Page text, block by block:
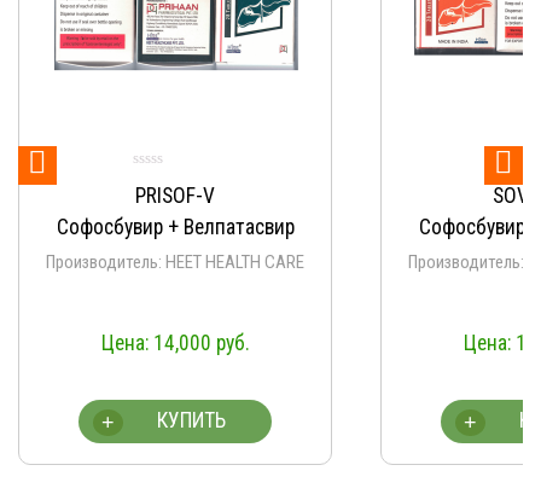
PRISOF-V
Софосбувир + Велпатасвир
Производитель: HEET HEALTH CARE
14,000руб.
КУПИТЬ
+
Софосбувир
Производитель:
+
 